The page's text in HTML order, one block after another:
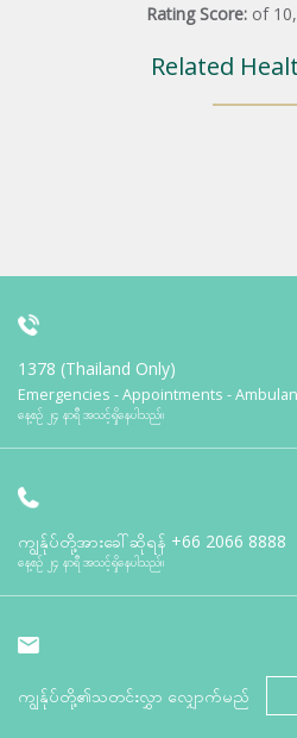
Rating Score: of 10,
Related
1378 (Thailand Only)
Emergencies - Appointments -
နေ့စဉ် ၂၄ နာရီ အသင့်ရှိနေပါသည်။
ကျွန်ုပ်တို့အားခေါ်ဆိုရန် +66 2066 8888
နေ့စဉ် ၂၄ နာရီ အသင့်ရှိနေပါသည်။
ကျွန်ုပ်တို့၏သတင်းလွှာ လျှောက်မည်